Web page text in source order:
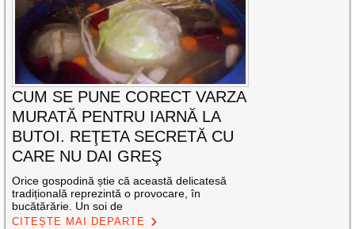
CUM SE PUNE CORECT VARZA
MURATĂ PENTRU IARNĂ LA
BUTOI. REŢETA SECRETĂ CU
CARE NU DAI GREŞ
Orice gospodină știe că această delicatesă
tradițională reprezintă o provocare, în
bucătărărie. Un soi de
CITEȘTE MAI DEPARTE